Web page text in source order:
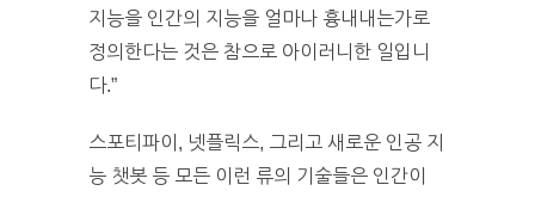
지능을 인간의 지능을 얼마나 흉내내는가로
정의한다는 것은 참으로 아이러니한 일입니
다.”
스포티파이, 넷플릭스, 그리고 새로운 인공 지
능 챗봇 등 모든 이런 류의 기술들은 인간이